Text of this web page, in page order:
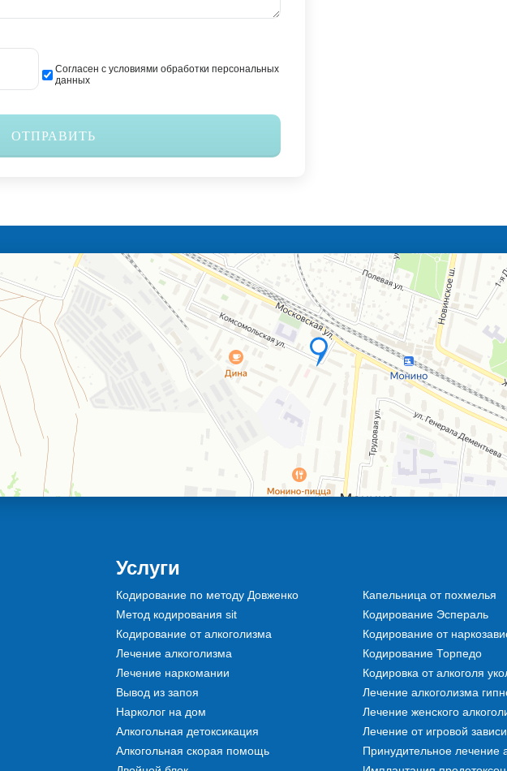
Согласен с условиями обработки персональных
данных
ОТПРАВИТЬ
Услуги
Кодирование по методу Довженко
Метод кодирования sit
Кодирование от алкоголизма
Лечение алкоголизма
Лечение наркомании
Вывод из запоя
Нарколог на дом
Алкогольная детоксикация
Алкогольная скорая помощь
Капельница от похмелья
Кодирование Эспераль
Кодирование от
Кодирование Торпедо
Кодировка от алкоголя
Лечение алкоголизма
Лечение женского
Лечение от игровой
Принудительное лечение